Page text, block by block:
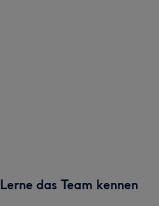
Lerne das Team kennen